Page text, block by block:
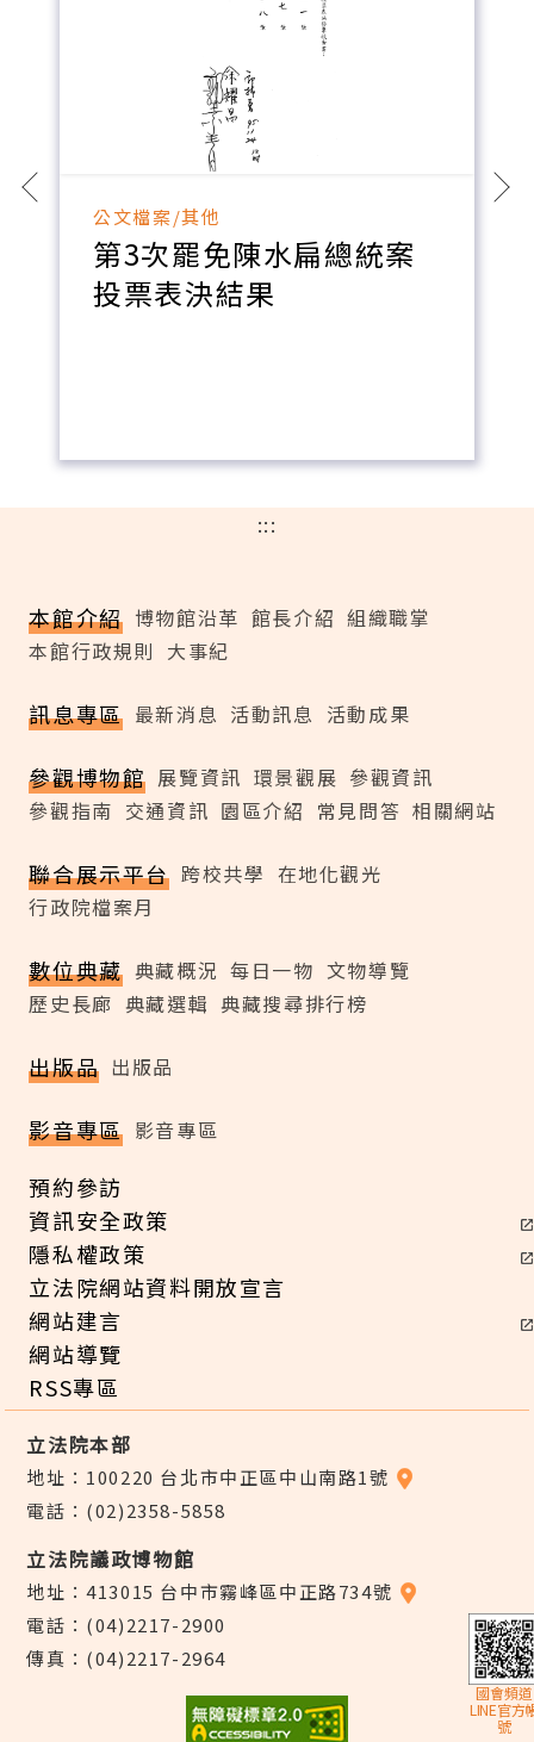
公文檔案/其他
第3次罷免陳水扁總統案
投票表決結果
:::
本館介紹 博物館沿革 館長介紹 組織職掌
本館行政規則 大事紀
訊息專區 最新消息 活動訊息 活動成果
參觀博物館 展覽資訊 環景觀展 參觀資訊
參觀指南 交通資訊 園區介紹 常見問答 相關網站
聯合展示平台 跨校共學 在地化觀光
行政院檔案月
數位典藏 典藏概況 每日一物 文物導覽
歷史長廊 典藏選輯 典藏搜尋排行榜
出版品 出版品
影音專區 影音專區
預約參訪
資訊安全政策
隱私權政策
立法院網站資料開放宣言
網站建言
網站導覽
RSS專區
立法院本部
地址：100220 台北市中正區中山南路1號
電話：(02)2358-5858
立法院議政博物館
地址：413015 台中市霧峰區中正路734號
電話：(04)2217-2900
傳真：(04)2217-2964
國會頻道
LINE官方
號